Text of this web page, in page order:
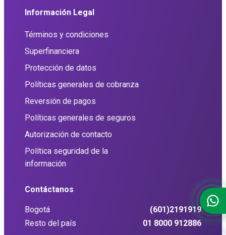
Información Legal
Términos y condiciones
Superfinanciera
Protección de datos
Políticas generales de cobranza
Reversión de pagos
Políticas generales de seguros
Autorización de contacto
Política seguridad de la
información
Contáctanos
Bogotá
(601)2191919
Resto del país
01 8000 912886